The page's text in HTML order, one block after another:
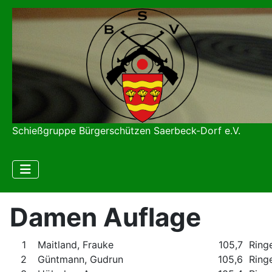
Schießgruppe Bürgerschützen Saerbeck-Dorf e.V.
Damen Auflage
1 Maitland, Frauke
105,7
2
Güntmann, Gudrun
105,6